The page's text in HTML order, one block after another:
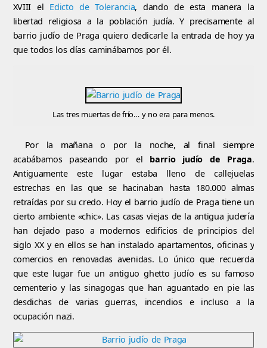
XVIII el Edicto de Tolerancia, dando de esta manera la
libertad religiosa a la población judía. Y precisamente al
barrio judío de Praga quiero dedicarle la entrada de hoy ya
que todos los días caminábamos por él.
Las tres muertas de frío… y no era para menos.
Por la mañana o por la noche, al final siempre
acabábamos paseando por el barrio judío de Praga.
Antiguamente este lugar estaba lleno de callejuelas
estrechas en las que se hacinaban hasta 180.000 almas
retraídas por su credo. Hoy el barrio judío de Praga tiene un
cierto ambiente «chic». Las casas viejas de la antigua judería
han dejado paso a modernos edificios de principios del
siglo XX y en ellos se han instalado apartamentos, oficinas y
comercios en renovadas avenidas. Lo único que recuerda
que este lugar fue un antiguo ghetto judío es su famoso
cementerio y las sinagogas que han aguantado en pie las
desdichas de varias guerras, incendios e incluso a la
ocupación nazi.